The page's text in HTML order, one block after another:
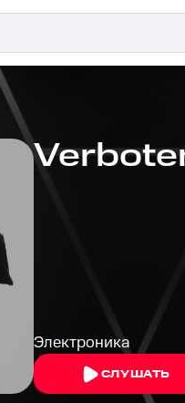
Электроника
СЛУШАТЬ